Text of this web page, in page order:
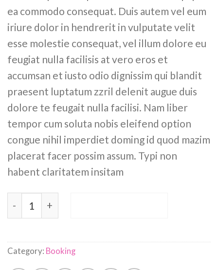
ea commodo consequat. Duis autem vel eum
iriure dolor in hendrerit in vulputate velit
esse molestie consequat, vel illum dolore eu
feugiat nulla facilisis at vero eros et
accumsan et iusto odio dignissim qui blandit
praesent luptatum zzril delenit augue duis
dolore te feugait nulla facilisi. Nam liber
tempor cum soluta nobis eleifend option
congue nihil imperdiet doming id quod mazim
placerat facer possim assum. Typi non
habent claritatem insitam
Category: Booking